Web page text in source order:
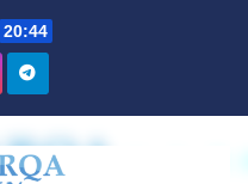
20:44